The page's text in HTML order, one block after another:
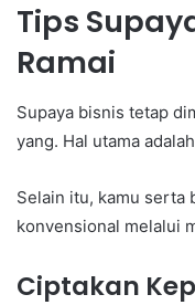
Tips
Ramai
Supaya bisnis tetap
yang. Hal utama
Selain itu, kamu serta
konvensional melalui
Ciptakan